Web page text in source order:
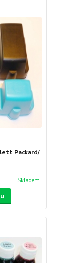
Packard/
Skladem